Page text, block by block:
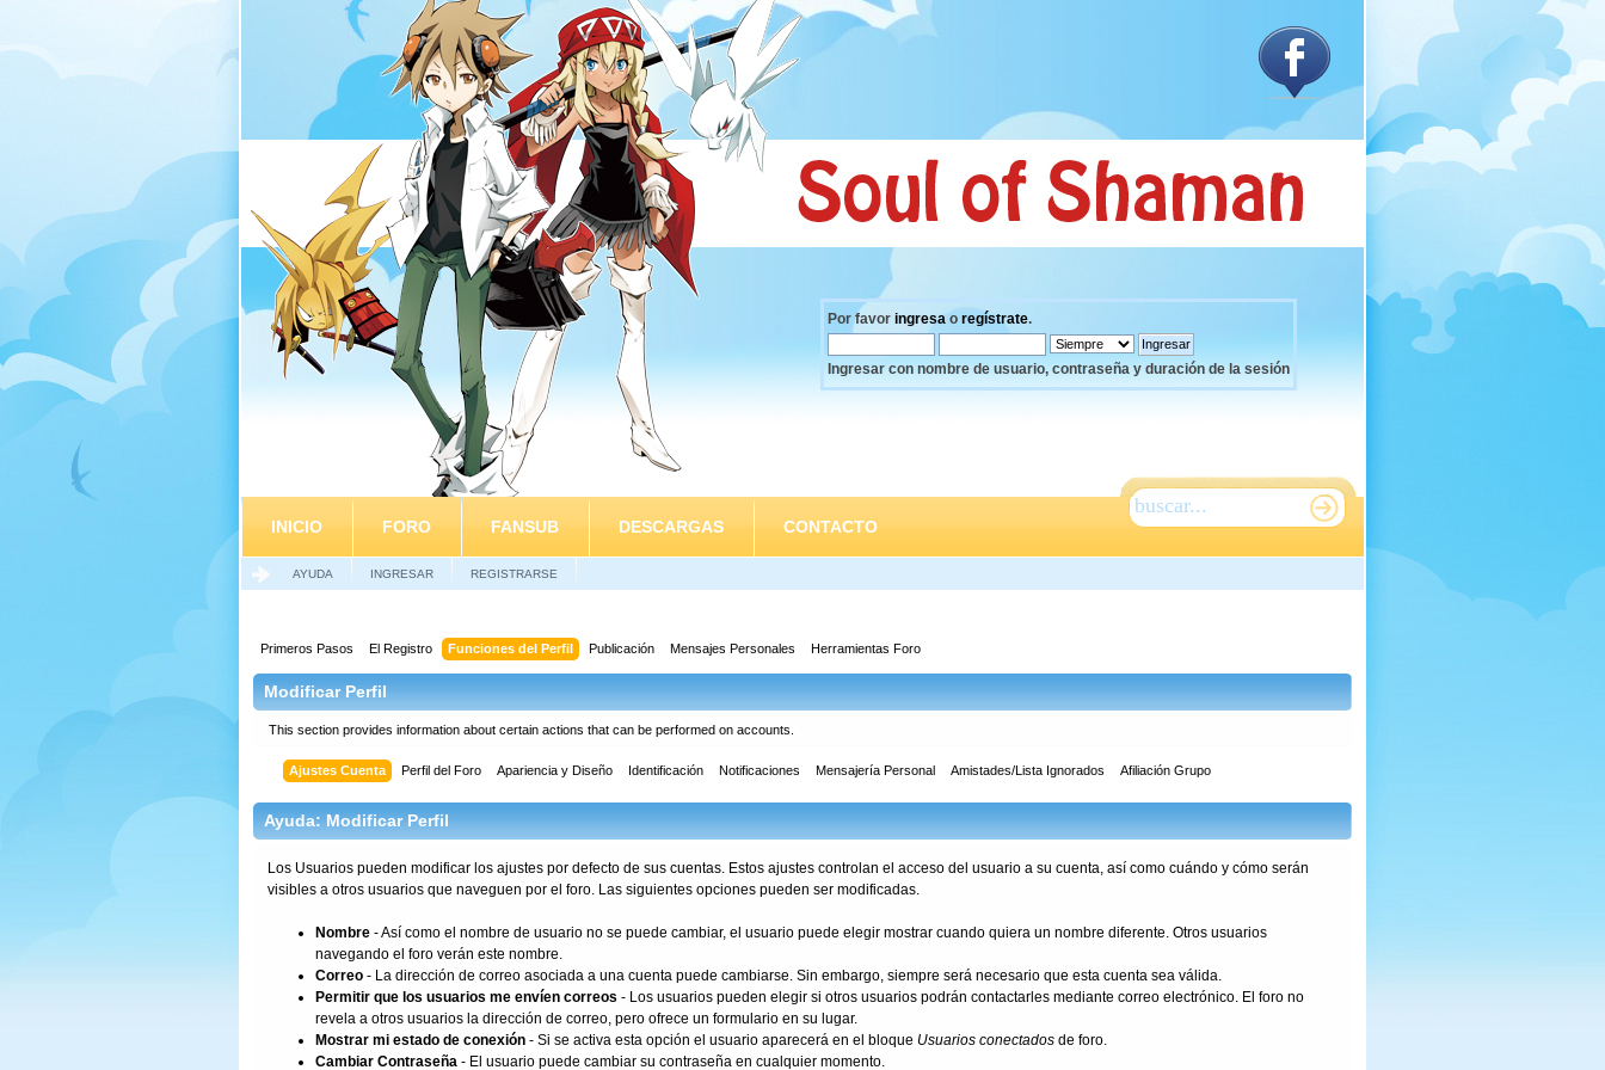
Por favor ingresa o regístrate.
Ingresar con nombre de usuario, contraseña y duración de la sesión
INICIO FORO FANSUB DESCARGAS CONTACTO
AYUDA INGRESAR REGISTRARSE
Primeros Pasos El Registro Funciones del Perfil Publicación Mensajes Personales Herramientas Foro
Modificar Perfil
This section provides information about certain actions that can be performed on accounts.
Ajustes Cuenta Perfil del Foro Apariencia y Diseño Identificación Notificaciones Mensajería Personal Amistades/Lista Ignorados Afiliación Grupo
Ayuda: Modificar Perfil
Los Usuarios pueden modificar los ajustes por defecto de sus cuentas. Estos ajustes controlan el acceso del usuario a su cuenta, así como cuándo y cómo serán
visibles a otros usuarios que naveguen por el foro. Las siguientes opciones pueden ser modificadas.
Nombre - Así como el nombre de usuario no se puede cambiar, el usuario puede elegir mostrar cuando quiera un nombre diferente. Otros usuarios
navegando el foro verán este nombre.
Correo - La dirección de correo asociada a una cuenta puede cambiarse. Sin embargo, siempre será necesario que esta cuenta sea válida.
Permitir que los usuarios me envíen correos - Los usuarios pueden elegir si otros usuarios podrán contactarles mediante correo electrónico. El foro no
revela a otros usuarios la dirección de correo, pero ofrece un formulario en su lugar.
Mostrar mi estado de conexión - Si se activa esta opción el usuario aparecerá en el bloque Usuarios conectados de foro.
Cambiar Contraseña - El usuario puede cambiar su contraseña en cualquier momento.